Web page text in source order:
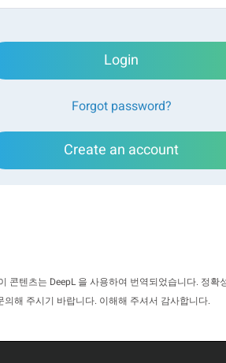
준비가 되셨나요? 다운로드하
Login
Forgot password?
Create an account
콘텐츠는 DeepL 을 사용하여 번역되었습니다. 정
의해 주시기 바랍니다. 이해해 주셔서 감사합니다.